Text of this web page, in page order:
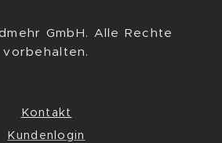
GmbH. Alle Rechte
vorbehalten.
Kontakt
Kundenlogin